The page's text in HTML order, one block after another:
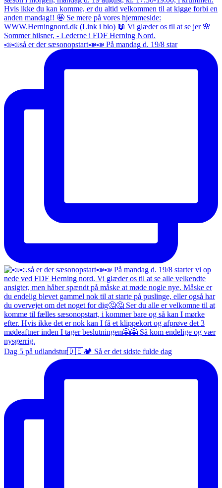
📣📣så er der sæsonopstart📣📣 På mandag d. 19/8 star
Dag 5 på udlandstur🇩🇪🏕️ Så er det sidste fulde dag